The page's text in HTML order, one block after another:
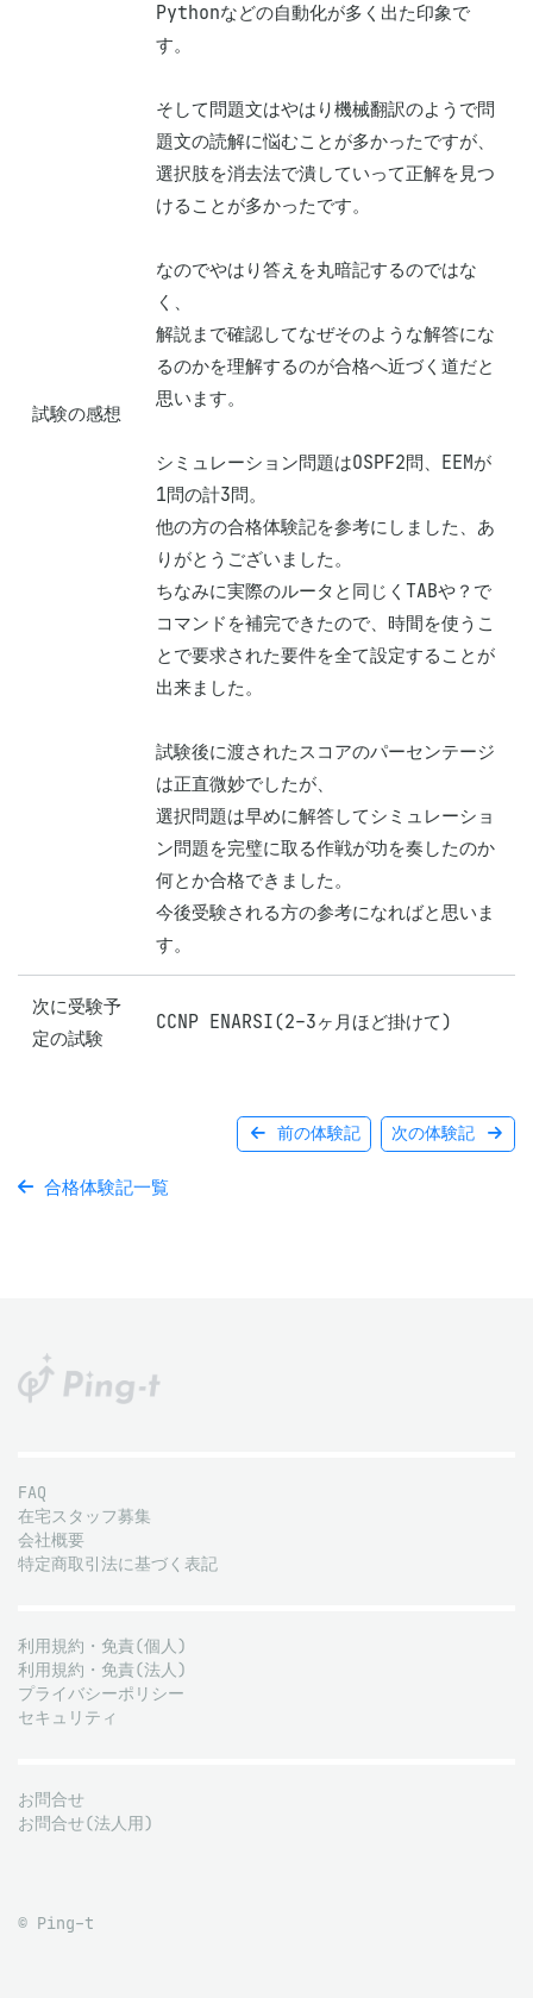
試験の感想
Pythonなどの自動化が多く出た印象で
す。
そして問題文はやはり機械翻訳のようで問
題文の読解に悩むことが多かったですが、
選択肢を消去法で潰していって正解を見つ
けることが多かったです。
なのでやはり答えを丸暗記するのではな
く、
解説まで確認してなぜそのような解答にな
るのかを理解するのが合格へ近づく道だと
思います。
シミュレーション問題はOSPF2問、EEMが
1問の計3問。
他の方の合格体験記を参考にしました、あ
りがとうございました。
ちなみに実際のルータと同じくTABや？で
コマンドを補完できたので、時間を使うこ
とで要求された要件を全て設定することが
出来ました。
試験後に渡されたスコアのパーセンテージ
は正直微妙でしたが、
選択問題は早めに解答してシミュレーショ
ン問題を完璧に取る作戦が功を奏したのか
何とか合格できました。
今後受験される方の参考になればと思いま
す。
次に受験予
定の試験
CCNP ENARSI(2-3ヶ月ほど掛けて)
前の体験記 次の体験記
合格体験記一覧
FAQ
在宅スタッフ募集
会社概要
特定商取引法に基づく表記
利用規約・免責(個人)
利用規約・免責(法人)
プライバシーポリシー
セキュリティ
お問合せ
お問合せ(法人用)
© Ping-t